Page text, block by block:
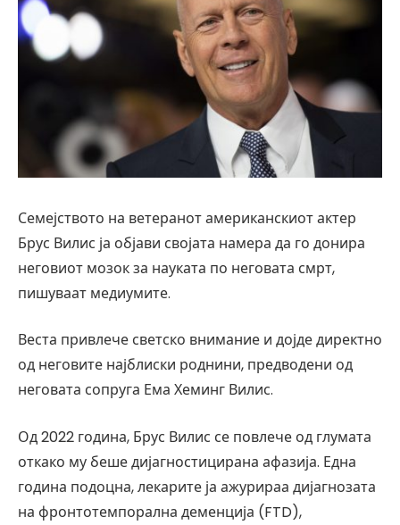
Семејството на ветеранот американскиот актер
Брус Вилис ја објави својата намера да го донира
неговиот мозок за науката по неговата смрт,
пишуваат медиумите.
Веста привлече светско внимание и дојде директно
од неговите најблиски роднини, предводени од
неговата сопруга Ема Хеминг Вилис.
Од 2022 година, Брус Вилис се повлече од глумата
откако му беше дијагностицирана афазија. Една
година подоцна, лекарите ја ажурираа дијагнозата
на фронтотемпорална деменција (FTD),